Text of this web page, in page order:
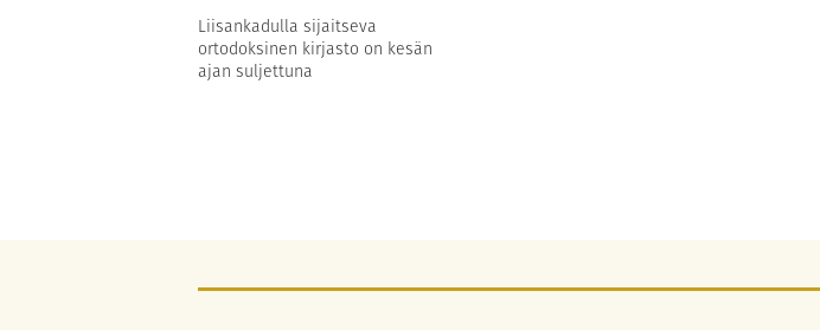
Liisankadulla sijaitseva
ortodoksinen kirjasto on kesän
ajan suljettuna